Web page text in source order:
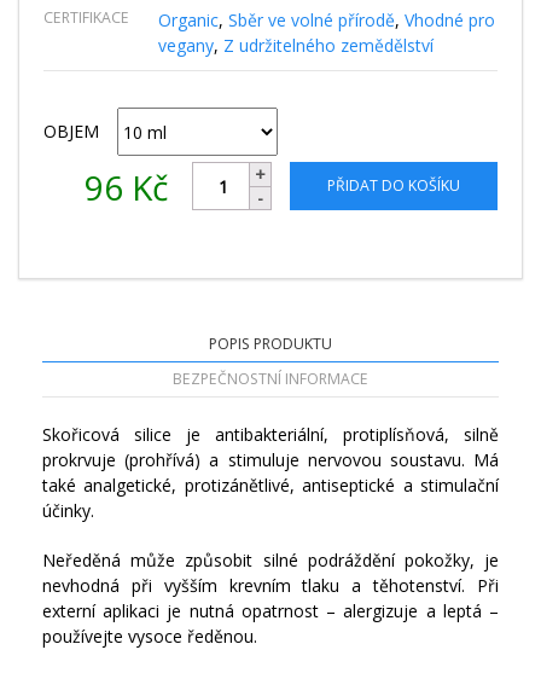
CERTIFIKACE Organic, Sběr ve volné přírodě, Vhodné pro
vegany, Z udržitelného zemědělství
OBJEM
96 Kč PŘIDAT DO KOŠÍKU
POPIS PRODUKTU
BEZPEČNOSTNÍ INFORMACE
Skořicová silice je antibakteriální, protiplísňová, silně
prokrvuje (prohřívá) a stimuluje nervovou soustavu. Má
také analgetické, protizánětlivé, antiseptické a stimulační
účinky.
Neředěná může způsobit silné podráždění pokožky, je
nevhodná při vyšším krevním tlaku a těhotenství. Při
externí aplikaci je nutná opatrnost – alergizuje a leptá –
používejte vysoce ředěnou.